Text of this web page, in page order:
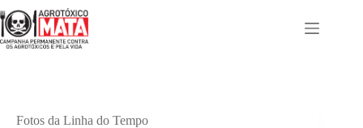
para
o
conteúdo
Fotos da Linha do Tempo